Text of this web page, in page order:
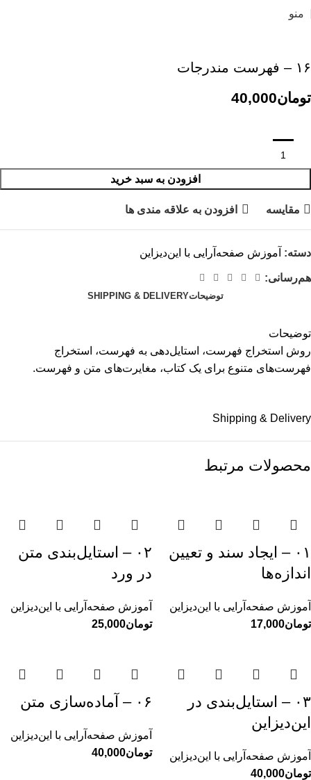
منو
۱۶ – فهرست مندرجات
تومان
افزودن به سبد خرید
مقایسه افزودن به علاقه مندی ها
دسته: آموزش صفحه‌آرایی با این‌دیزاین
هم‌رسانی:
توضیحاتSHIPPING & DELIVERY
توضیحات
روش استخراج فهرست، استایل‌دهی به فهرست، استخراج
فهرست‌های متنوع برای یک کتاب، مغایرت‌های متن و فهرست.
Shipping & Delivery
محصولات مرتبط
۰۱ – ایجاد سند و تعیین
اندازه‌ها
آموزش صفحه‌آرایی با این‌دیزاین
تومان
۰۲ – استایل‌بندی متن
در ورد
آموزش صفحه‌آرایی با این‌دیزاین
تومان
۰۳ – استایل‌بندی در
این‌دیزاین
آموزش صفحه‌آرایی با این‌دیزاین
تومان
۰۶ – آماده‌سازی متن
آموزش صفحه‌آرایی با این‌دیزاین
تومان